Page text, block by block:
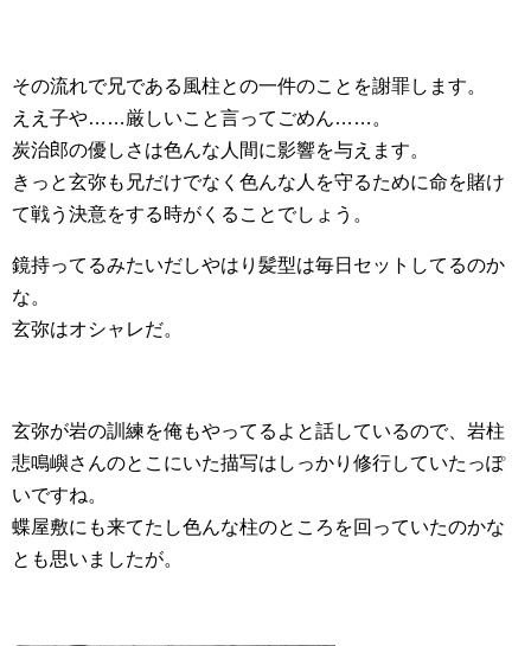
その流れで兄である風柱との一件のことを謝罪します。
ええ子や……厳しいこと言ってごめん……。
炭治郎の優しさは色んな人間に影響を与えます。
きっと玄弥も兄だけでなく色んな人を守るために命を賭け
て戦う決意をする時がくることでしょう。
鏡持ってるみたいだしやはり髪型は毎日セットしてるのか
な。
玄弥はオシャレだ。
玄弥が岩の訓練を俺もやってるよと話しているので、岩柱
悲鳴嶼さんのとこにいた描写はしっかり修行していたっぽ
いですね。
蝶屋敷にも来てたし色んな柱のところを回っていたのかな
とも思いましたが。